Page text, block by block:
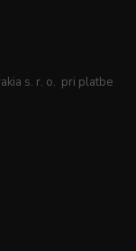
s. r. o. pri platbe